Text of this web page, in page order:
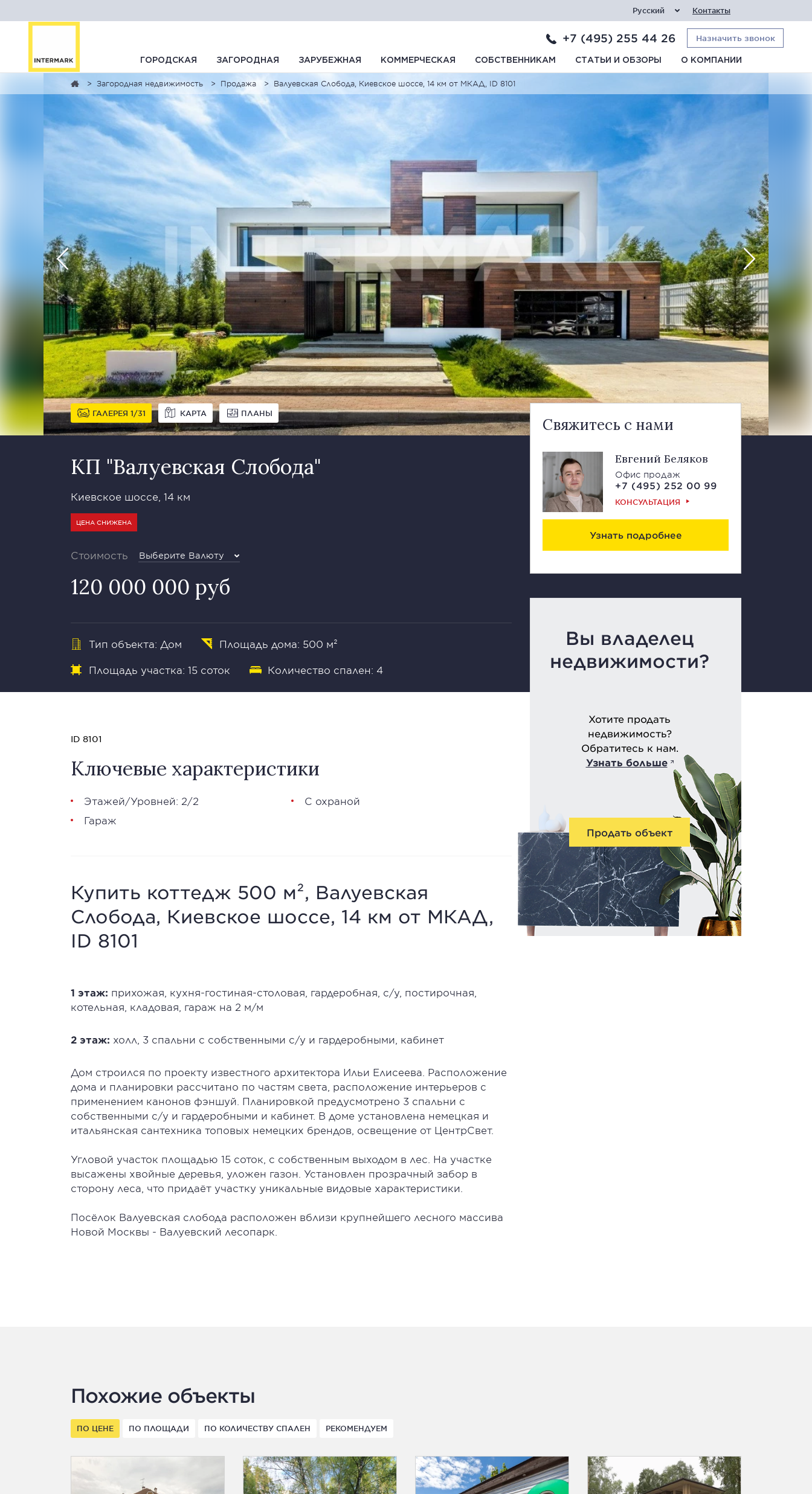
Русский Контакты
+7 (495) 255 44 26 Назначить звонок
ГОРОДСКАЯ ЗАГОРОДНАЯ ЗАРУБЕЖНАЯ КОММЕРЧЕСКАЯ СОБСТВЕННИКАМ СТАТЬИ И ОБЗОРЫ О КОМПАНИИ
Загородная недвижимость Продажа Валуевская Слобода, Киевское шоссе, 14 км от МКАД, ID 8101
ГАЛЕРЕЯ 1 31 КАРТА ПЛАНЫ
КП "Валуевская Слобода"
Киевское шоссе, 14 км
ЦЕНА СНИЖЕНА
Стоимость Выберите Валюту
120 000 000 руб
Тип объекта: Дом Площадь дома: 500 м²
Площадь участка: 15 соток Количество спален: 4
Свяжитесь с нами
Евгений Беляков
Офис продаж
+7 (495) 252 00 99
КОНСУЛЬТАЦИЯ
Узнать подробнее
Вы владелец
недвижимости?
Хотите продать
недвижимость?
Обратитесь к нам.
Узнать больше
Продать объект
ID 8101
Ключевые характеристики
Этажей/Уровней: 2/2
Гараж
С охраной
Купить коттедж 500 м², Валуевская
Слобода, Киевское шоссе, 14 км от МКАД,
ID 8101
1 этаж: прихожая, кухня-гостиная-столовая, гардеробная, с/у, постирочная,
котельная, кладовая, гараж на 2 м/м
2 этаж: холл, 3 спальни с собственными с/у и гардеробными, кабинет
Дом строился по проекту известного архитектора Ильи Елисеева. Расположение
дома и планировки рассчитано по частям света, расположение интерьеров с
применением канонов фэншуй. Планировкой предусмотрено 3 спальни с
собственными с/у и гардеробными и кабинет. В доме установлена немецкая и
итальянская сантехника топовых немецких брендов, освещение от ЦентрСвет.
Угловой участок площадью 15 соток, с собственным выходом в лес. На участке
высажены хвойные деревья, уложен газон. Установлен прозрачный забор в
сторону леса, что придаёт участку уникальные видовые характеристики.
Посёлок Валуевская слобода расположен вблизи крупнейшего лесного массива
Новой Москвы - Валуевский лесопарк.
Похожие объекты
ПО ЦЕНЕ ПО ПЛОЩАДИ ПО КОЛИЧЕСТВУ СПАЛЕН РЕКОМЕНДУЕМ